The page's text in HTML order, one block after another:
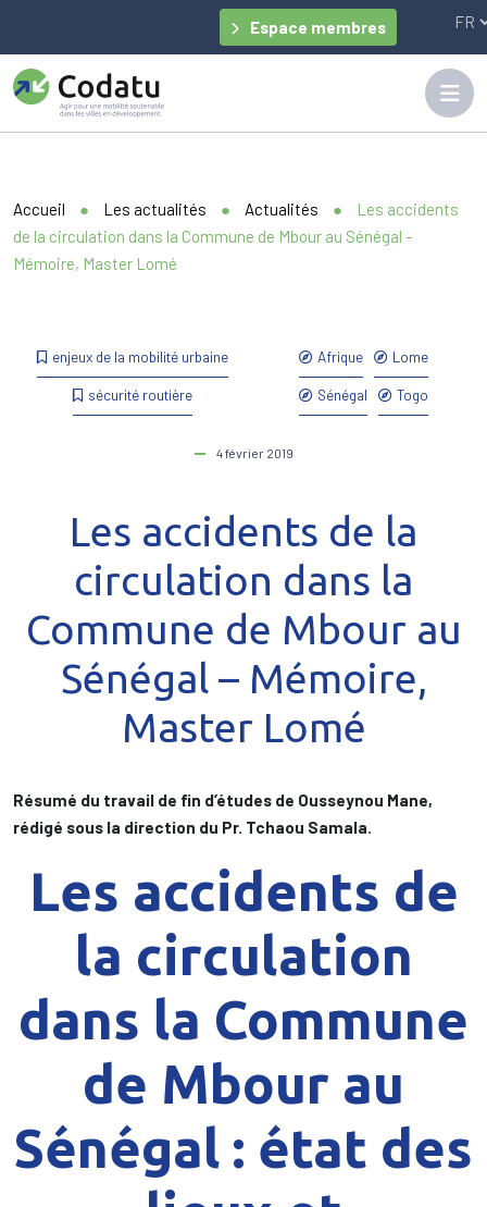
Espace membres
Accueil ● Les actualités ● Actualités ●
Les accidents
de la circulation dans la Commune de Mbour au Sénégal –
Mémoire, Master Lomé
enjeux de la mobilité urbaine
sécurité routière
Afrique Lome
Sénégal Togo
4 février 2019
Les accidents de la
circulation dans la
Commune de Mbour au
Sénégal – Mémoire,
Master Lomé
Résumé du travail de fin d’études de Ousseynou Mane,
rédigé sous la direction du Pr. Tchaou Samala.
Les accidents de
la circulation
dans la Commune
de Mbour au
Sénégal : état des
Panneau de gestion des cookies